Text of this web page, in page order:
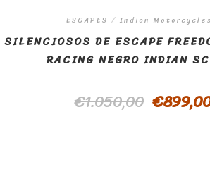
ESCAPES / Indian Motorcycles
SILENCIOSOS DE ESCAPE
RACING NEGRO INDIAN
€1.050,00 €